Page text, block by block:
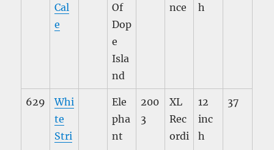
Cal
e
Of
Dop
e
Isla
nd
nce
h
629
Whi
te
Stri
Ele
pha
nt
200
3
XL
Rec
ordi
12
inc
h
37